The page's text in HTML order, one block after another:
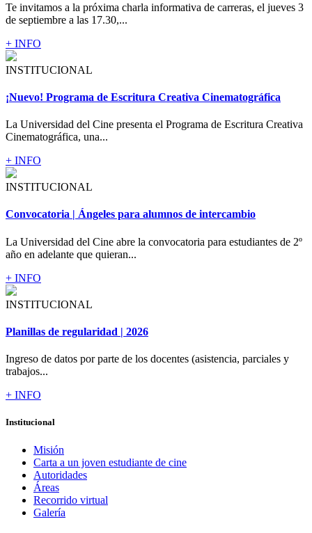
Te invitamos a la próxima charla informativa de carreras, el jueves 3
de septiembre a las 17.30,...
+ INFO
INSTITUCIONAL
¡Nuevo! Programa de Escritura Creativa Cinematográfica
La Universidad del Cine presenta el Programa de Escritura Creativa
Cinematográfica, una...
+ INFO
INSTITUCIONAL
Convocatoria | Ángeles para alumnos de intercambio
La Universidad del Cine abre la convocatoria para estudiantes de 2º
año en adelante que quieran...
+ INFO
INSTITUCIONAL
Planillas de regularidad | 2026
Ingreso de datos por parte de los docentes (asistencia, parciales y
trabajos...
+ INFO
Institucional
Misión
Carta a un joven estudiante de cine
Autoridades
Áreas
Recorrido virtual
Galería